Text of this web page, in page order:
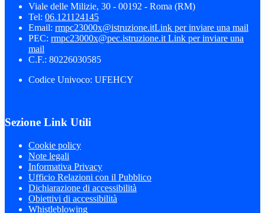
Viale delle Milizie, 30 - 00192 - Roma (RM)
Tel: 06.121124145
Email: rmpc23000x@istruzione.itLink per inviare una mail
PEC: rmpc23000x@pec.istruzione.it Link per inviare una
mail
C.F.: 80226030585
Codice Univoco: UFEHCY
Sezione Link Utili
Cookie policy
Note legali
Informativa Privacy
Ufficio Relazioni con il Pubblico
Dichiarazione di accessibilità
Obiettivi di accessibilità
Whistleblowing